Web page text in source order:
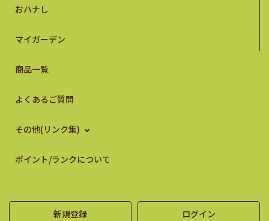
おハナし
マイガーデン
商品一覧
よくあるご質問
その他(リンク集)
ポイント/ランクについて
新規登録 ログイン